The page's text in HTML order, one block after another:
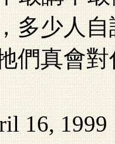
多少人
們真會
16, 1999